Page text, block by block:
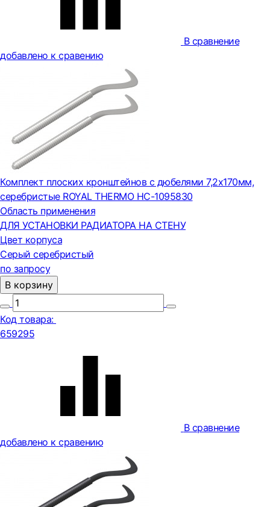
В сравнение
добавлено к сравению
Комплект плоских кронштейнов с дюбелями 7,2х170мм,
серебристые ROYAL THERMO НС-1095830
Область применения
ДЛЯ УСТАНОВКИ РАДИАТОРА НА СТЕНУ
Цвет корпуса
Серый серебристый
по запросу
В корзину
Код товара:
659295
В сравнение
добавлено к сравению